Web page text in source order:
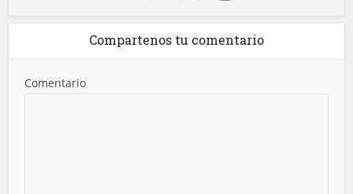
Compartenos tu comentario
Comentario